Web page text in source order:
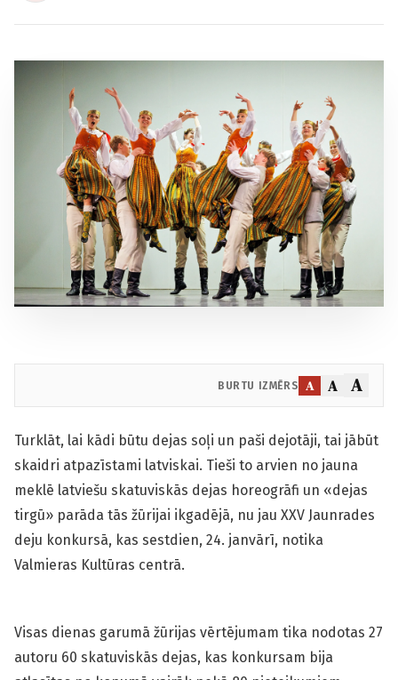
BURTU IZMĒRS A A A
Turklāt, lai kādi būtu dejas soļi un paši dejotāji, tai jābūt
skaidri atpazīstami latviskai. Tieši to arvien no jauna
meklē latviešu skatuviskās dejas horeogrāfi un «dejas
tirgū» parāda tās žūrijai ikgadējā, nu jau XXV Jaunrades
deju konkursā, kas sestdien, 24. janvārī, notika
Valmieras Kultūras centrā.
Visas dienas garumā žūrijas vērtējumam tika nodotas 27
autoru 60 skatuviskās dejas, kas konkursam bija